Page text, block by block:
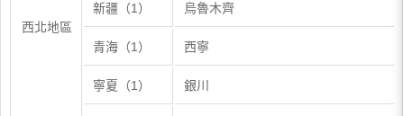
西北地區
新疆（1） 烏魯木齊
青海（1） 西寧
寧夏（1） 銀川